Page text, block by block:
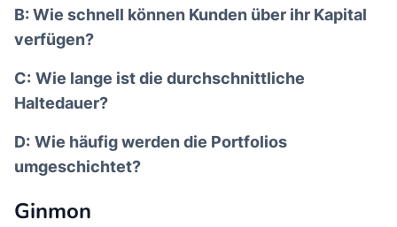
B: Wie schnell können Kunden über ihr Kapital
verfügen?
C: Wie lange ist die durchschnittliche
Haltedauer?
D: Wie häufig werden die Portfolios
umgeschichtet?
Ginmon